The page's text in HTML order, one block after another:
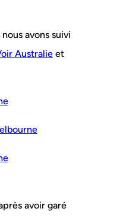
nous avons suivi
Australie et
avoir garé